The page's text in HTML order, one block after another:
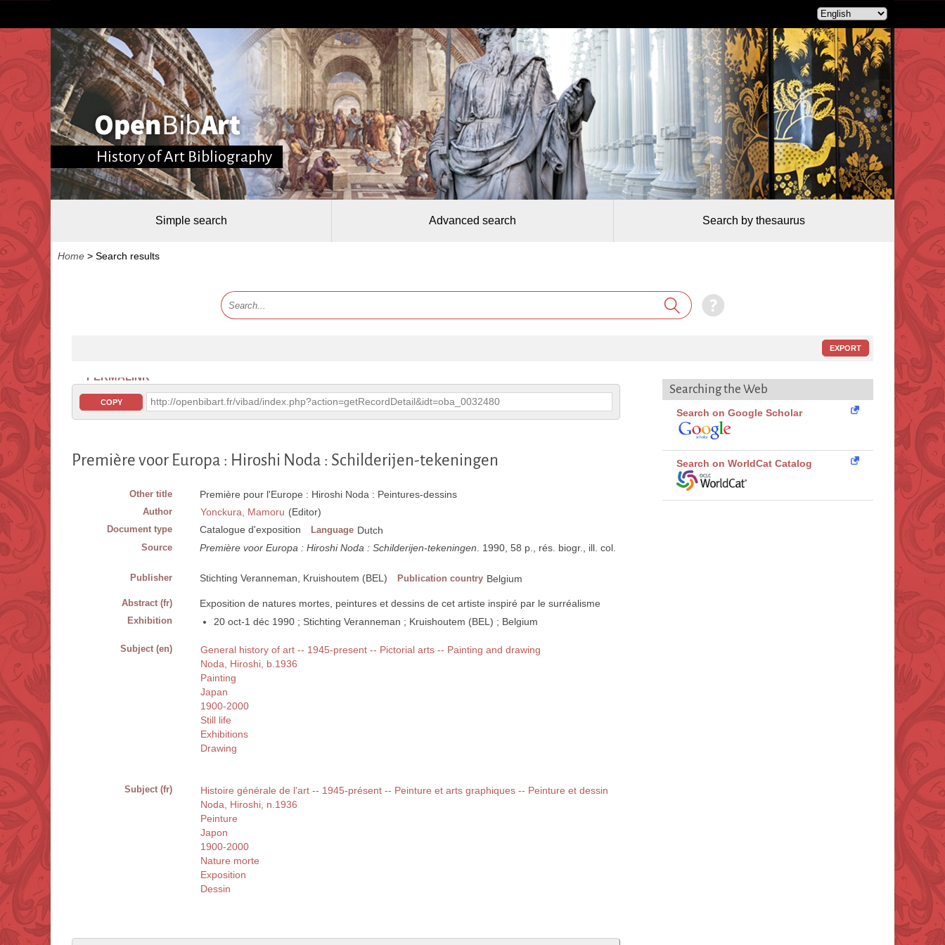
History of Art Bibliography
Simple search Advanced search Search by thesaurus
Home > Search results
EXPORT
PERMALINK
COPY http://openbibart.fr/vibad/index.php?action=getRecordDetail&idt=oba_0032480
Première voor Europa : Hiroshi Noda : Schilderijen-tekeningen
Other title Première pour l'Europe : Hiroshi Noda : Peintures-dessins
Author Yonckura, Mamoru (Editor)
Document type Catalogue d'exposition Language Dutch
Source Première voor Europa : Hiroshi Noda : Schilderijen-tekeningen . 1990, 58 p., rés. biogr., ill. col.
Publisher Stichting Veranneman, Kruishoutem (BEL) Publication country Belgium
Abstract (fr) Exposition de natures mortes, peintures et dessins de cet artiste inspiré par le surréalisme
Exhibition 20 oct-1 déc 1990 ; Stichting Veranneman ; Kruishoutem (BEL) ; Belgium
Subject (en)
General history of art -- 1945-present -- Pictorial arts -- Painting and drawing
Noda, Hiroshi, b.1936
Painting
Japan
1900-2000
Still life
Exhibitions
Drawing
Subject (fr)
Histoire générale de l'art -- 1945-présent -- Peinture et arts graphiques -- Peinture et dessin
Noda, Hiroshi, n.1936
Peinture
Japon
1900-2000
Nature morte
Exposition
Dessin
Searching the Web
Search on Google Scholar
Search on WorldCat Catalog